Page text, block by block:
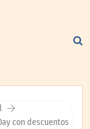
con descuentos